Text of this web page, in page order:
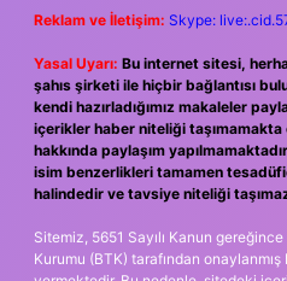
Reklam ve İletişim: Skype:
Yasal Uyarı: Bu internet sitesi,
şahıs şirketi ile hiçbir bağlantısı
kendi hazırladığımız makaleler
içerikler haber niteliği
hakkında paylaşım
isim benzerlikleri tamamen
halindedir ve tavsiye niteliği
Sitemiz, 5651 Sayılı Kanun
Kurumu (BTK) tarafından